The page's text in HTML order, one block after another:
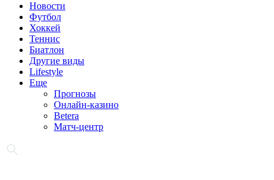
Новости
Футбол
Хоккей
Теннис
Биатлон
Другие виды
Lifestyle
Еще
Прогнозы
Онлайн-казино
Betera
Матч-центр